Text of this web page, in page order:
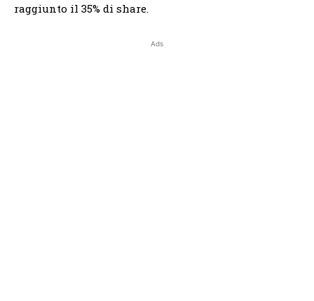
raggiunto il 35% di share.
Ads